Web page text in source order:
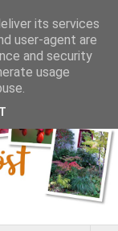
its services
user-agent are
and security
usage